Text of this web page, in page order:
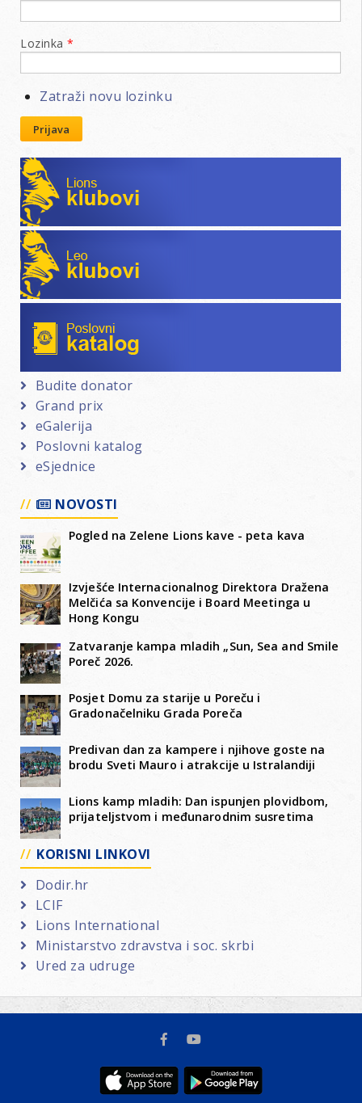
Lozinka *
Zatraži novu lozinku
Prijava
Lions klubovi
Leo klubovi
Budite donator
Grand prix
eGalerija
Poslovni katalog
eSjednice
NOVOSTI
Pogled na Zelene Lions kave - peta kava
Izvješće Internacionalnog Direktora Dražena
Melčića sa Konvencije i Board Meetinga u
Hong Kongu
Zatvaranje kampa mladih „Sun, Sea and Smile
Poreč 2026.
Posjet Domu za starije u Poreču i
Gradonačelniku Grada Poreča
Predivan dan za kampere i njihove goste na
brodu Sveti Mauro i atrakcije u Istralandiji
Lions kamp mladih: Dan ispunjen plovidbom,
prijateljstvom i međunarodnim susretima
KORISNI LINKOVI
Dodir.hr
LCIF
Lions International
Ministarstvo zdravstva i soc. skrbi
Ured za udruge